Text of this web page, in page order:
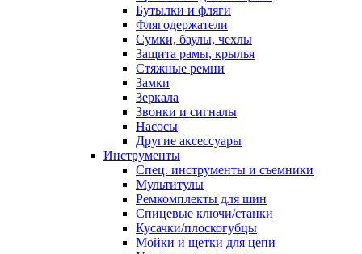
Бутылки и фляги
Флягодержатели
Сумки, баулы, чехлы
Защита рамы, крылья
Стяжные ремни
Замки
Зеркала
Звонки и сигналы
Насосы
Другие аксессуары
Инструменты
Спец. инструменты и съемники
Мультитулы
Ремкомплекты для шин
Спицевые ключи/станки
Кусачки/плоскогубцы
Мойки и щетки для цепи